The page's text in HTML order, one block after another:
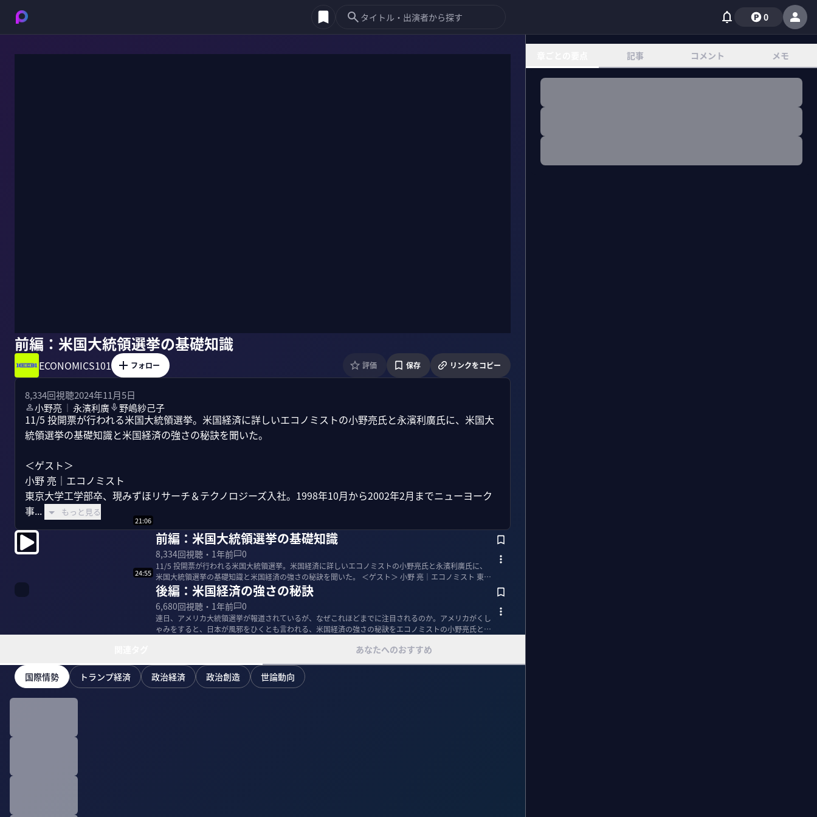
0
前編：米国大統領選挙の基礎知識
ECONOMICS101 フォロー 評価 保存 リンクをコピー
8,334回視聴2024年11月5日
小野亮 ｜ 永濱利廣 野嶋紗己子
11/5 投開票が行われる米国大統領選挙。米国経済に詳しいエコノミストの小野亮氏と永濱利廣氏に、米国大
統領選挙の基礎知識と米国経済の強さの秘訣を聞いた。
＜ゲスト＞
小野 亮｜エコノミスト
東京大学工学部卒、現みずほリサーチ＆テクノロジーズ入社。1998年10月から2002年2月までニューヨーク
事...
もっと見る
21:06
前編：米国大統領選挙の基礎知識
8,334回視聴・ 1年前 0
11/5 投開票が行われる米国大統領選挙。米国経済に詳しいエコノミストの小野亮氏と永濱利廣氏に、
米国大統領選挙の基礎知識と米国経済の強さの秘訣を聞いた。 ＜ゲスト＞ 小野 亮｜エコノミスト 東京
大学...
24:55
後編：米国経済の強さの秘訣
6,680回視聴・ 1年前 0
連日、アメリカ大統領選挙が報道されているが、なぜこれほどまでに注目されるのか。アメリカがくし
ゃみをすると、日本が風邪をひくとも言われる、米国経済の強さの秘訣をエコノミストの小野亮氏と永
あなたへのおすすめ
国際情勢 トランプ経済 政治経済 政治創造 世論動向
記事 コメント メモ